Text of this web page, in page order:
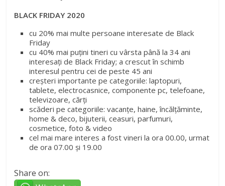
BLACK FRIDAY 2020
cu 20% mai multe persoane interesate de Black
Friday
cu 40% mai puțini tineri cu vârsta până la 34 ani
interesați de Black Friday; a crescut în schimb
interesul pentru cei de peste 45 ani
creșteri importante pe categoriile: laptopuri,
tablete, electrocasnice, componente pc, telefoane,
televizoare, cărți
scăderi pe categoriile: vacanțe, haine, încălțăminte,
home & deco, bijuterii, ceasuri, parfumuri,
cosmetice, foto & video
cel mai mare interes a fost vineri la ora 00.00, urmat
de ora 07.00 și 19.00
Share on: